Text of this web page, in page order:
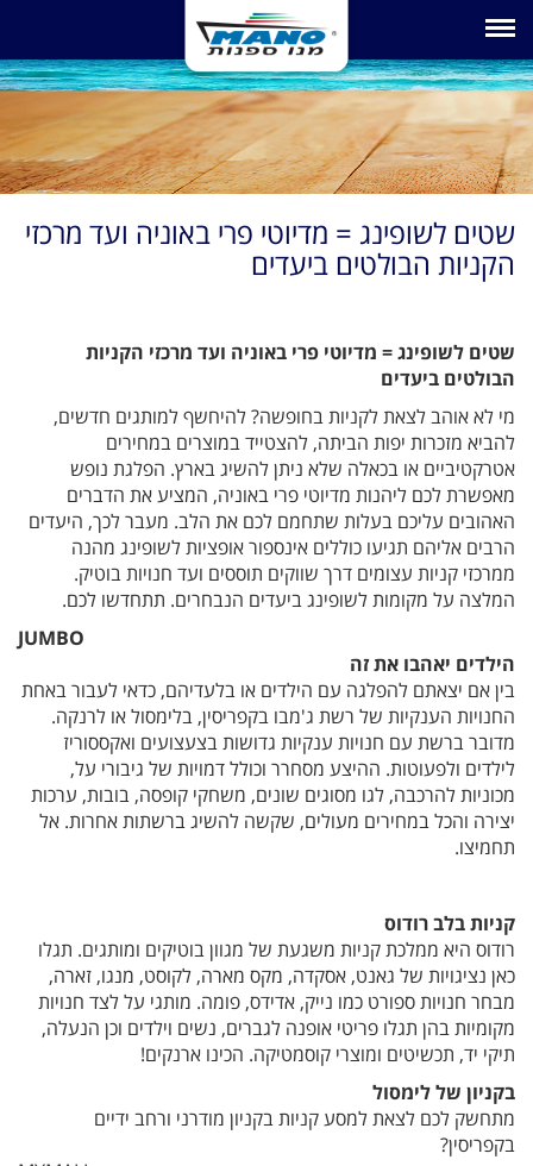
Toggle navigation
שטים לשופינג = מדיוטי פרי באוניה ועד מרכזי
הקניות הבולטים ביעדים
שטים לשופינג = מדיוטי פרי באוניה ועד מרכזי הקניות
הבולטים ביעדים
מי לא אוהב לצאת לקניות בחופשה? להיחשף למותגים חדשים,
להביא מזכרות יפות הביתה, להצטייד במוצרים במחירים
אטרקטיביים או בכאלה שלא ניתן להשיג בארץ. הפלגת נופש
מאפשרת לכם ליהנות מדיוטי פרי באוניה, המציע את הדברים
האהובים עליכם בעלות שתחמם לכם את הלב. מעבר לכך, היעדים
הרבים אליהם תגיעו כוללים אינספור אופציות לשופינג מהנה
ממרכזי קניות עצומים דרך שווקים תוססים ועד חנויות בוטיק.
המלצה על מקומות לשופינג ביעדים הנבחרים. תתחדשו לכם.
JUMBO
הילדים יאהבו את זה
בין אם יצאתם להפלגה עם הילדים או בלעדיהם, כדאי לעבור באחת
החנויות הענקיות של רשת ג'מבו בקפריסין, בלימסול או לרנקה.
מדובר ברשת עם חנויות ענקיות גדושות בצעצועים ואקססוריז
לילדים ולפעוטות. ההיצע מסחרר וכולל דמויות של גיבורי על,
מכוניות להרכבה, לגו מסוגים שונים, משחקי קופסה, בובות, ערכות
יצירה והכל במחירים מעולים, שקשה להשיג ברשתות אחרות. אל
תחמיצו.
קניות בלב רודוס
רודוס היא ממלכת קניות משגעת של מגוון בוטיקים ומותגים. תגלו
כאן נציגויות של גאנט, אסקדה, מקס מארה, לקוסט, מנגו, זארה,
מבחר חנויות ספורט כמו נייק, אדידס, פומה. מותגי על לצד חנויות
מקומיות בהן תגלו פריטי אופנה לגברים, נשים וילדים וכן הנעלה,
תיקי יד, תכשיטים ומוצרי קוסמטיקה. הכינו ארנקים!
בקניון של לימסול
מתחשק לכם לצאת למסע קניות בקניון מודרני ורחב ידיים
בקפריסין?